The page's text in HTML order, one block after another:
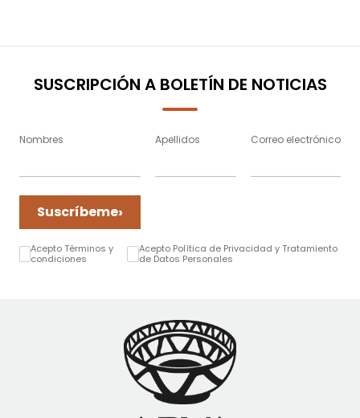
SUSCRIPCIÓN A BOLETÍN DE NOTICIAS
Nombres Apellidos Correo electrónico
Suscríbeme›
Acepto Términos y
condiciones
Acepto Política de Privacidad y Tratamiento
de Datos Personales